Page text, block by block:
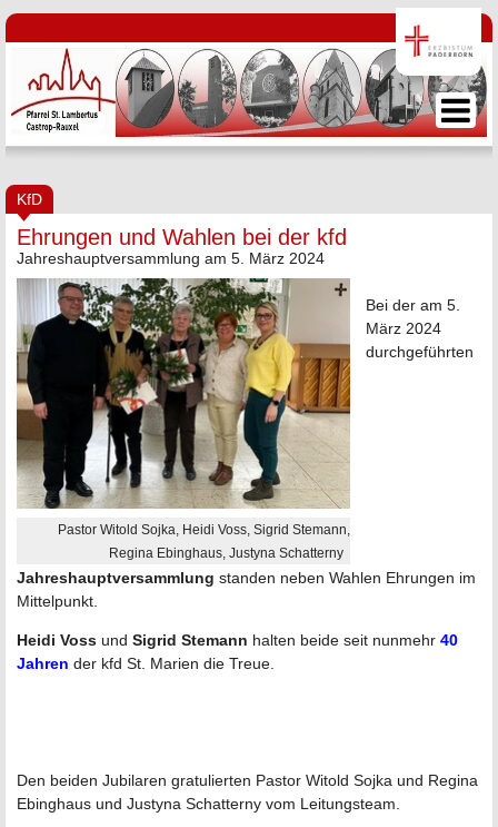
KfD
Ehrungen und Wahlen bei der kfd
Jahreshauptversammlung am 5. März 2024
Pastor Witold Sojka, Heidi Voss, Sigrid Stemann,
Regina Ebinghaus, Justyna Schatterny
Bei der am 5.
März 2024
durchgeführten
Jahreshauptversammlung standen neben Wahlen Ehrungen im
Mittelpunkt.
Heidi Voss und Sigrid Stemann halten beide seit nunmehr 40
Jahren der kfd St. Marien die Treue.
Den beiden Jubilaren gratulierten Pastor Witold Sojka und Regina
Ebinghaus und Justyna Schatterny vom Leitungsteam.